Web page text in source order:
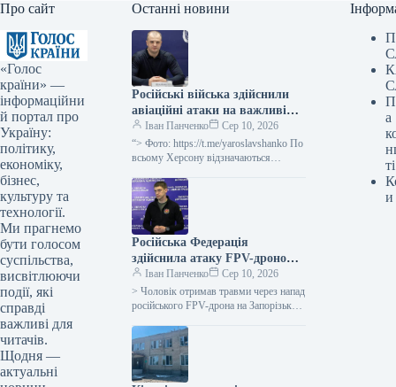
Про сайт
«Голос
країни» —
інформаційни
й портал про
Україну:
політику,
економіку,
бізнес,
культуру та
технології.
Ми прагнемо
бути голосом
суспільства,
висвітлюючи
події, які
справді
важливі для
читачів.
Щодня —
актуальні
Останні новини
Російські війська здійснили
авіаційні атаки на важливі
об’єкти інфраструктури
Херсона, що призвело до
перебоїв з електро- та
Іван Панченко
Сер 10, 2026
“> Фото: https://t.me/yaroslavshanko По
всьому Херсону відзначаються
російські авіаудари, націлені на
ключові об’єкти інфраструктури…
Російська Федерація
здійснила атаку FPV-дроном
на Запорізький район,
внаслідок чого отримав
поранення чоловік.
Іван Панченко
Сер 10, 2026
> Чоловік отримав травми через напад
російського FPV-дрона на Запорізький
обласної військової адміністрації Іван
Федоров.…
а
ті
и